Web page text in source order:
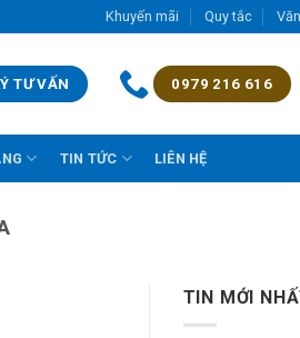
Khuyến mãi Quy tắc
TƯ VẤN 0979 216 616
TIN TỨC LIÊN HỆ
TIN MỚI